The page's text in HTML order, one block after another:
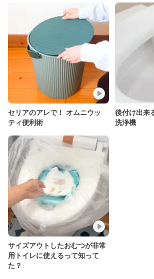
セリアのアレで！ オムニウッ
ティ便利術
後付け出来
洗浄機
サイズアウトしたおむつが非常
用トイレに使えるって知って
た？